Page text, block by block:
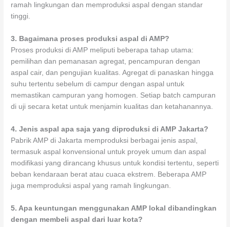
ramah lingkungan dan memproduksi aspal dengan standar
tinggi.
3. Bagaimana proses produksi aspal di AMP?
Proses produksi di AMP meliputi beberapa tahap utama:
pemilihan dan pemanasan agregat, pencampuran dengan
aspal cair, dan pengujian kualitas. Agregat di panaskan hingga
suhu tertentu sebelum di campur dengan aspal untuk
memastikan campuran yang homogen. Setiap batch campuran
di uji secara ketat untuk menjamin kualitas dan ketahanannya.
4. Jenis aspal apa saja yang diproduksi di AMP Jakarta?
Pabrik AMP di Jakarta memproduksi berbagai jenis aspal,
termasuk aspal konvensional untuk proyek umum dan aspal
modifikasi yang dirancang khusus untuk kondisi tertentu, seperti
beban kendaraan berat atau cuaca ekstrem. Beberapa AMP
juga memproduksi aspal yang ramah lingkungan.
5. Apa keuntungan menggunakan AMP lokal dibandingkan
dengan membeli aspal dari luar kota?